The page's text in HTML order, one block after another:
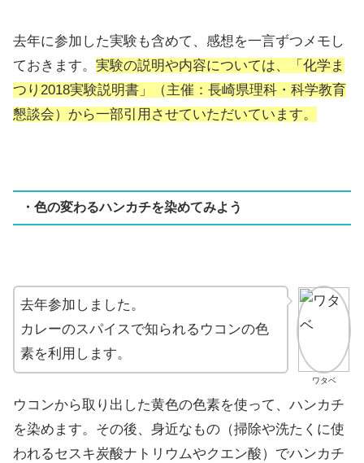
去年に参加した実験も含めて、感想を一言ずつメモし
ておきます。 実験の説明や内容については、「化学ま
つり2018実験説明書」（主催：長崎県理科・科学教育
懇談会）から一部引用させていただいています。
・色の変わるハンカチを染めてみよう
ワタベ
去年参加しました。
カレーのスパイスで知られるウコンの色
素を利用します。
ウコンから取り出した黄色の色素を使って、ハンカチ
を染めます。その後、身近なもの（掃除や洗たくに使
われるセスキ炭酸ナトリウムやクエン酸）でハンカチ